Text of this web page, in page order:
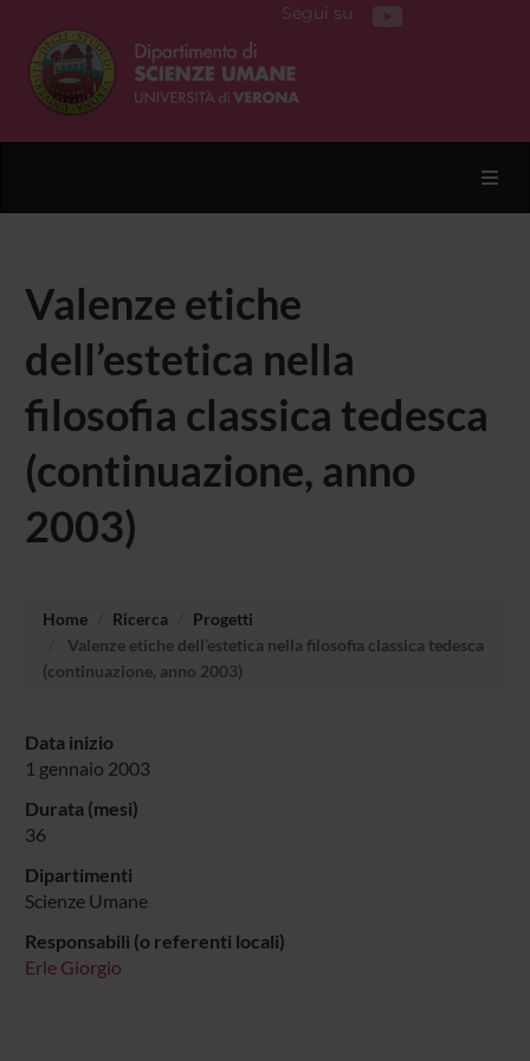
Segui su
Valenze etiche
dell’estetica nella
filosofia classica tedesca
(continuazione, anno
2003)
Home Ricerca
Progetti
Valenze etiche dell’estetica nella filosofia classica tedesca
(continuazione, anno 2003)
Data inizio
1 gennaio 2003
Durata (mesi)
36
Dipartimenti
Scienze Umane
Responsabili (o referenti locali)
Erle Giorgio